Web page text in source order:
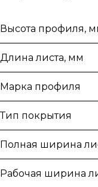
Высота профиля,
Длина листа, мм
Марка профиля
Тип покрытия
Полная ширина
Рабочая ширина